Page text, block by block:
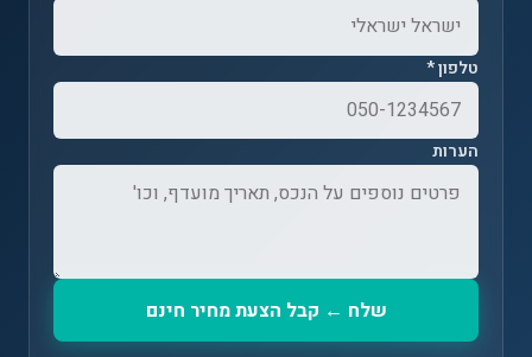
טלפון *
הערות
שלח ← קבל הצעת מחיר חינם